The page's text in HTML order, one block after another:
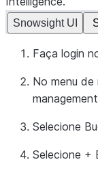
Snowsight UI
Faça login
No menu de
management
Selecione
Selecione +